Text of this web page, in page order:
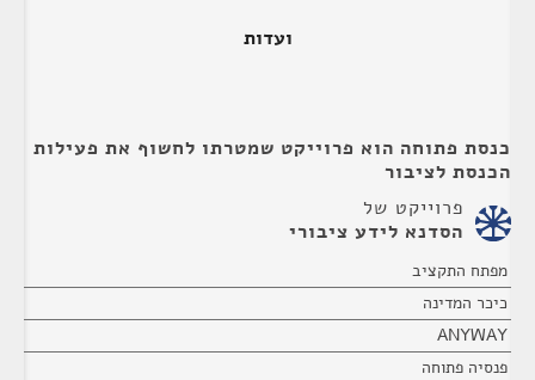
ועדות
כנסת פתוחה הוא פרוייקט שמטרתו לחשוף את פעילות
הכנסת לציבור
פרוייקט של
הסדנא לידע ציבורי
מפתח התקציב
כיכר המדינה
ANYWAY
פנסיה פתוחה